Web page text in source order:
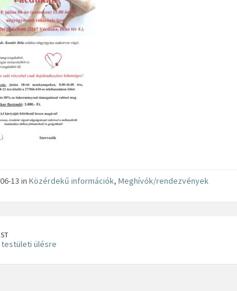
13 in Közérdekű információk, Meghívók/rendezvények
testületi ülésre